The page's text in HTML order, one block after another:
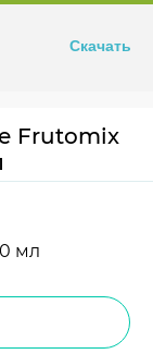
Frutomix
Скачать